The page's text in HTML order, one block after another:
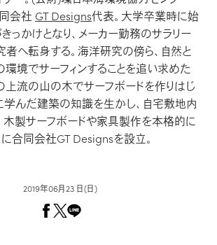
会社 GT Designs代表。大学卒業時に始
っかけとなり、メーカー勤務のサラリー
へ転身する。海洋研究の傍ら、自然と
境でサーフィンすることを追い求めた
上流の山の木でサーフボードを作りはじ
学んだ建築の知識を生かし、自宅敷地内
木製サーフボードや家具製作を本格的に
に合同会社GT Designsを設立。
2019年06月23 日(日)